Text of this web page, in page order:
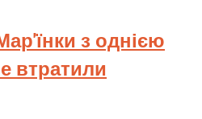
з однією
втратили